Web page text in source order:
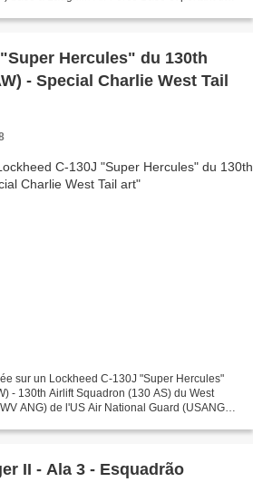
Hercules" du 130th
- Special Charlie West Tail
sur un Lockheed C-130J "Super Hercules"
- 130th Airlift Squadron (130 AS) du West
ANG) de l'US Air National Guard (USANG)
II - Ala 3 - Esquadrão